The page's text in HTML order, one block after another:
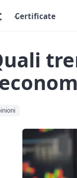
Certificate